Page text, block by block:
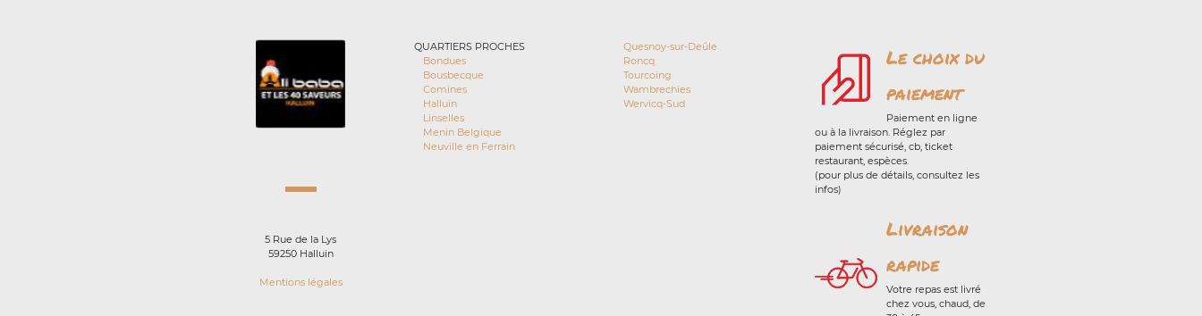
5 Rue de la Lys
59250 Halluin
Mentions légales
QUARTIERS PROCHES
Bondues
Bousbecque
Comines
Halluin
Linselles
Menin Belgique
Neuville en Ferrain
Quesnoy-sur-Deûle
Roncq
Tourcoing
Wambrechies
Wervicq-Sud
Le choix du
paiement
Paiement en ligne
ou à la livraison. Réglez par
paiement sécurisé, cb, ticket
restaurant, espèces.
(pour plus de détails, consultez les
infos)
Livraison
rapide
Votre repas est livré
chez vous, chaud, de